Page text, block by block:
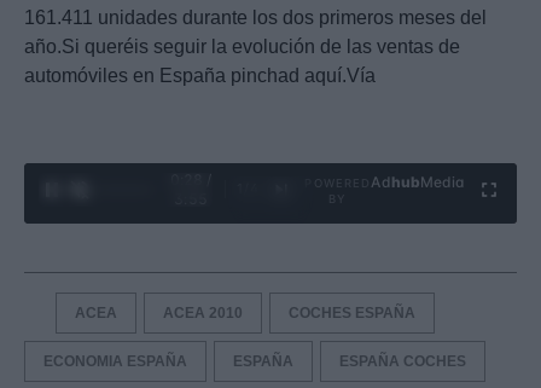
161.411 unidades durante los dos primeros meses del
año.Si queréis seguir la evolución de las ventas de
automóviles en España pinchad aquí.Vía
0:29 /
Ad hubMedia
ACEA ACEA 2010 COCHES ESPAÑA
ECONOMIA ESPAÑA ESPAÑA ESPAÑA COCHES